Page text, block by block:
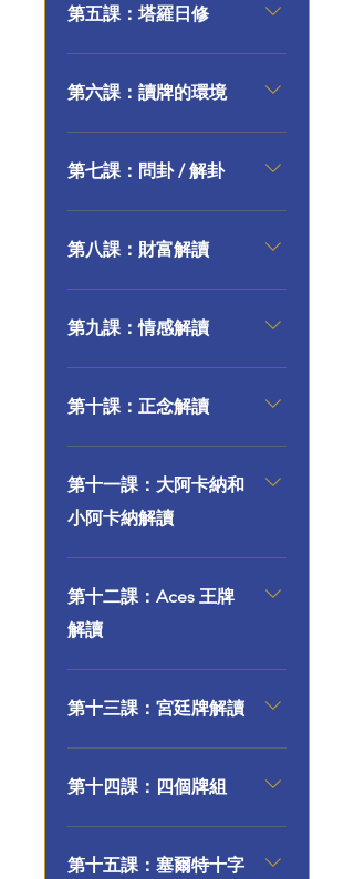
第五課：塔羅日修
第六課：讀牌的環境
第七課：問卦 / 解卦
第八課：財富解讀
第九課：情感解讀
第十課：正念解讀
第十一課：大阿卡納和
小阿卡納解讀
第十二課：Aces 王牌
解讀
第十三課：宮廷牌解讀
第十四課：四個牌組
第十五課：塞爾特十字